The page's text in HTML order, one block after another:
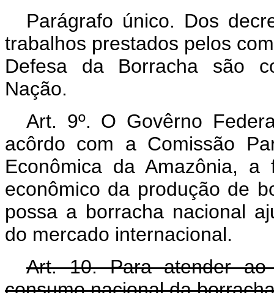
Parágrafo único. Dos
trabalhos prestados pelos
Defesa da Borracha são
Nação.
Art. 9º. O Govêrno
acôrdo com a Comissão
Econômica da Amazônia,
econômico da produção de
possa a borracha nacional
do mercado internacional.
Art. 10. Para atender ao